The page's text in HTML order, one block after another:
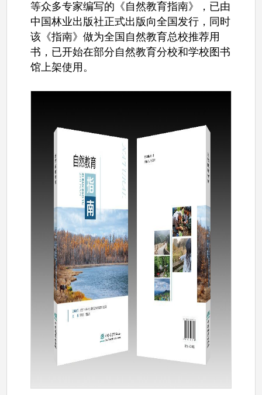
等众多专家编写的《自然教育指南》，已由
中国林业出版社正式出版向全国发行，同时
该《指南》做为全国自然教育总校推荐用
书，已开始在部分自然教育分校和学校图书
馆上架使用。